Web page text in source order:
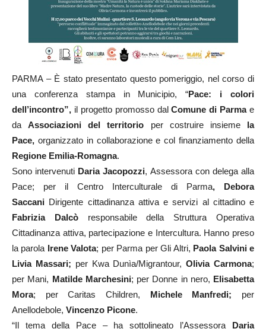
PARMA – È stato presentato questo pomeriggio, nel corso di
una conferenza stampa in Municipio, “Pace: i colori
dell’incontro”, il progetto promosso dalComune di Parmae
daAssociazioni del territorio per costruire insieme la
Pace, organizzato in collaborazione e col finanziamento della
Regione Emilia-Romagna.
Sono intervenuti Daria Jacopozzi, Assessora con delega alla
Pace; per il Centro Interculturale di Parma, Debora
Saccani Dirigente cittadinanza attiva e servizi al cittadino e
Fabrizia Dalcòresponsabile della Struttura Operativa
Cittadinanza attiva, partecipazione e Intercultura. Hanno preso
la parola Irene Valota; per Parma per Gli Altri, Paola Salvini e
Livia Massari; per Kwa Dunìa/Migrantour,Olivia Carmona;
per Mani, Matilde Marchesini; per Donne in nero, Elisabetta
Mora; per Caritas Children, Michele Manfredi; per
Anellodebole, Vincenzo Picone.
“Il tema della Pace – ha sottolineato l’Assessora Daria